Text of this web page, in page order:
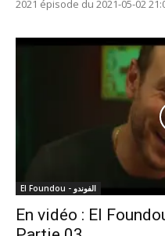
2021 épisode du 2021-05-02
El Foundou - الفوندو
En vidéo : El